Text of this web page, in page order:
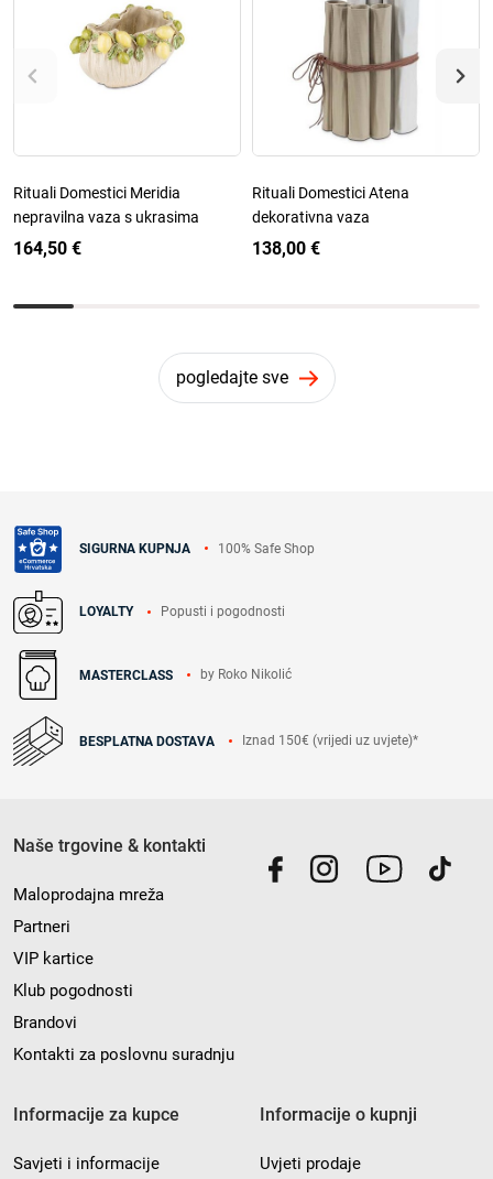
Rituali Domestici Meridia
nepravilna vaza s ukrasima
164,50 €
Rituali Domestici Atena
dekorativna vaza
138,00 €
pogledajte sve
SIGURNA KUPNJA 100% Safe Shop
LOYALTY Popusti i pogodnosti
MASTERCLASS by Roko Nikolić
BESPLATNA DOSTAVA Iznad 150€ (vrijedi uz uvjete)*
Naše trgovine & kontakti
Maloprodajna mreža
Partneri
VIP kartice
Klub pogodnosti
Brandovi
Kontakti za poslovnu suradnju
Informacije za kupce
Savjeti i informacije
Informacije o kupnji
Uvjeti prodaje